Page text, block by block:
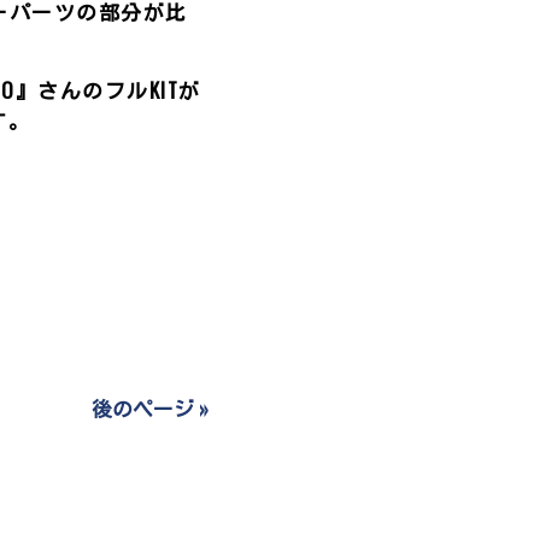
ーツの部分が比
』さんのフルKITが
後のページ »